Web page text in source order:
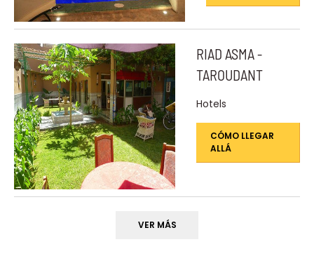
RIAD ASMA -
TAROUDANT
Hotels
CÓMO LLEGAR
ALLÁ
VER MÁS